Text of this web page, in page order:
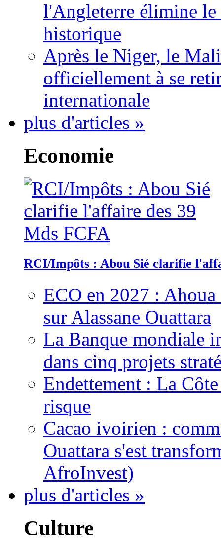
l'Angleterre élimine
historique
Après le Niger, le
officiellement à se
internationale
plus d'articles »
Economie
RCI/Impôts : Abou Sié clarifie
ECO en 2027 :
sur Alassane Ouattara
La Banque mondiale
dans cinq projets
Endettement : La
risque
Cacao ivoirien :
Ouattara s'est
AfroInvest)
plus d'articles »
Culture